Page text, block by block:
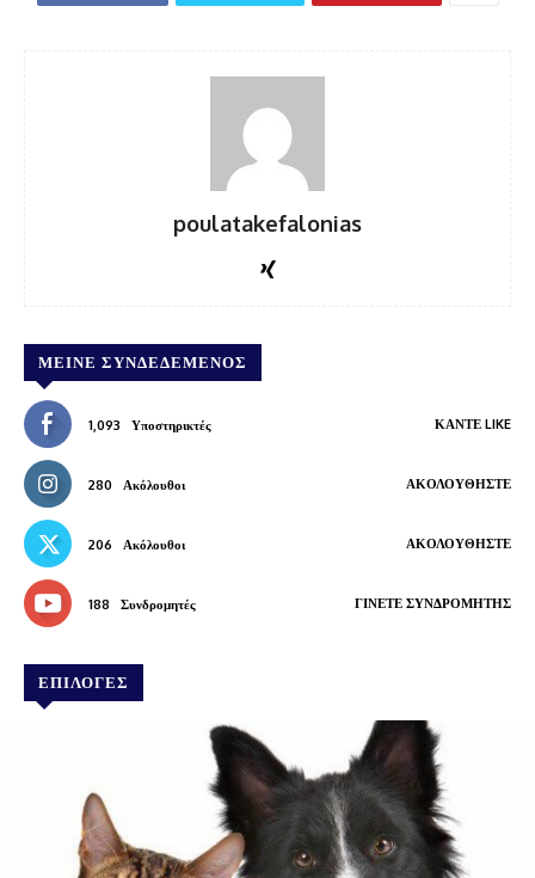
poulatakefalonias
ΜΕΊΝΕ ΣΥΝΔΕΔΕΜΈΝΟΣ
1,093 Υποστηρικτές ΚΆΝΤΕ LIKE
280 Ακόλουθοι ΑΚΟΛΟΥΘΉΣΤΕ
206 Ακόλουθοι ΑΚΟΛΟΥΘΉΣΤΕ
188 Συνδρομητές ΓΊΝΕΤΕ ΣΥΝΔΡΟΜΗΤΉΣ
ΕΠΙΛΟΓΕΣ